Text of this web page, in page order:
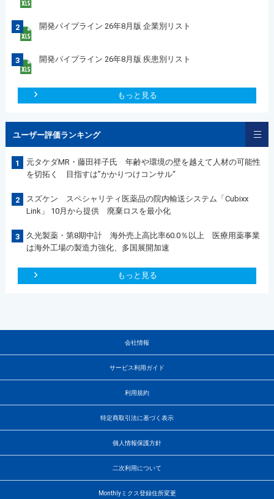
2 開発パイプライン 26年8月版 企業別リスト
3 開発パイプライン 26年8月版 疾患別リスト
もっと見る
ユーザー評価ランキング
1
元タケダMR・藤田祥子氏 年齢や環境の壁を越えて人材の可能性
を切拓く 目指すは”かかりつけコンサル“
2
スズケン スペシャリティ医薬品の院内輸送システム「Cubixx
Link」 10月から提供 廃棄ロスを最小化
3
久光製薬・第8期中計 海外売上高比率60.0％以上 医療用薬事業
は海外工場の製造力強化、多国展開加速
もっと見る
会社情報
サービス利用ガイド
利用規約
特定商取引法に基づく表示
個人情報保護方針
二次利用について
Monthlyミクス登録住所変更